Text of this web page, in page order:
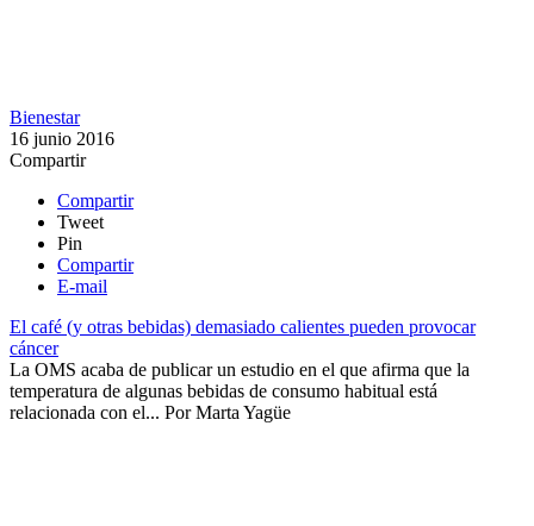
Bienestar
16 junio 2016
Compartir
Compartir
Tweet
Pin
Compartir
E-mail
El café (y otras bebidas) demasiado calientes pueden provocar
cáncer
​​La OMS acaba de publicar un estudio en el que afirma que la
temperatura de algunas bebidas de consumo habitual está
relacionada con el... PorMarta Yagüe